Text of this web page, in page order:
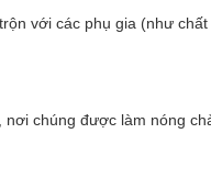
với các phụ gia (như
chúng được làm nóng